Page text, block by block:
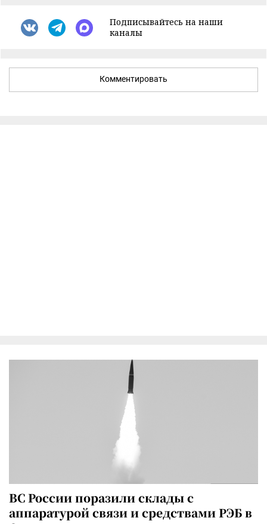
Подписывайтесь на наши
каналы
Комментировать
ВС России поразили склады с
аппаратурой связи и средствами РЭБ в